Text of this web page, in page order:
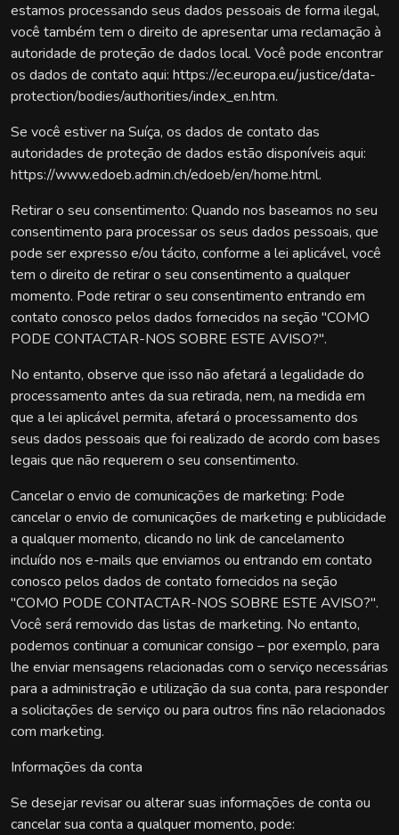
estamos processando seus dados pessoais de forma ilegal,
você também tem o direito de apresentar uma reclamação à
autoridade de proteção de dados local. Você pode encontrar
os dados de contato aqui: https://ec.europa.eu/justice/data-
protection/bodies/authorities/index_en.htm.
Se você estiver na Suíça, os dados de contato das
autoridades de proteção de dados estão disponíveis aqui:
https://www.edoeb.admin.ch/edoeb/en/home.html.
Retirar o seu consentimento: Quando nos baseamos no seu
consentimento para processar os seus dados pessoais, que
pode ser expresso e/ou tácito, conforme a lei aplicável, você
tem o direito de retirar o seu consentimento a qualquer
momento. Pode retirar o seu consentimento entrando em
contato conosco pelos dados fornecidos na seção "COMO
PODE CONTACTAR-NOS SOBRE ESTE AVISO?".
No entanto, observe que isso não afetará a legalidade do
processamento antes da sua retirada, nem, na medida em
que a lei aplicável permita, afetará o processamento dos
seus dados pessoais que foi realizado de acordo com bases
legais que não requerem o seu consentimento.
Cancelar o envio de comunicações de marketing: Pode
cancelar o envio de comunicações de marketing e publicidade
a qualquer momento, clicando no link de cancelamento
incluído nos e-mails que enviamos ou entrando em contato
conosco pelos dados de contato fornecidos na seção
"COMO PODE CONTACTAR-NOS SOBRE ESTE AVISO?".
Você será removido das listas de marketing. No entanto,
podemos continuar a comunicar consigo – por exemplo, para
lhe enviar mensagens relacionadas com o serviço necessárias
para a administração e utilização da sua conta, para responder
a solicitações de serviço ou para outros fins não relacionados
com marketing.
Informações da conta
Se desejar revisar ou alterar suas informações de conta ou
cancelar sua conta a qualquer momento, pode: